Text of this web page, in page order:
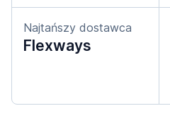
Najtańszy dostawca
Flexways